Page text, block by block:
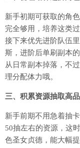
新手初期可获取的角
完全够用，培养这类
接下来优先进阶队伍
斯，进阶后单刷副本
从日常副本掉落，不
理分配体力哦。
三、积累资源抽取高
新手前期不用急着抽
50抽左右的资源，这
色圣女贞德，能大幅